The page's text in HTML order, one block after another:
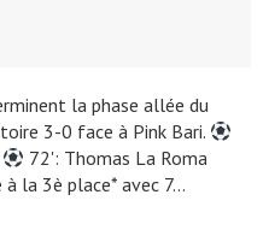
la phase allée du
3-0 face à Pink Bari.
72': Thomas La Roma
la 3è place* avec 7…